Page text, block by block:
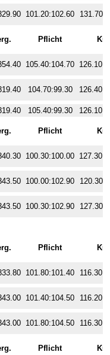
101.20:102.60
Pflicht Kür
105.40:104.70
104.70:99.30
105.40:99.30
Pflicht Kür
100.30:100.00
100.00:102.90
100.30:102.90
Pflicht Kür
101.80:101.40
101.40:104.50
101.80:104.50
Pflicht Kür